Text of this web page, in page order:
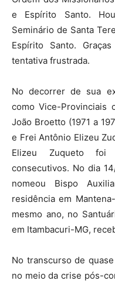
e Espírito Santo.
Seminário de Santa
Espírito Santo.
tentativa frustrada.
No decorrer de sua
como Vice-Provinciais
João Broetto (1971 a
e Frei Antônio Elizeu
Elizeu Zuqueto
consecutivos. No dia
nomeou Bispo
residência em
mesmo ano, no
em Itambacuri-MG,
No transcurso de
no meio da crise pós-